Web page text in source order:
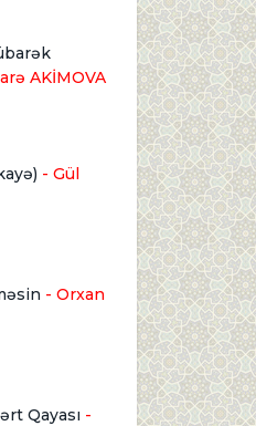
AKİMOVA
- Gül
- Orxan
Qayası -